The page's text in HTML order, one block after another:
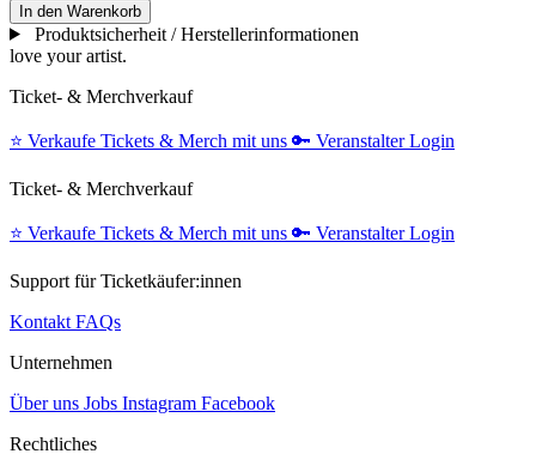
In den Warenkorb
Produktsicherheit / Herstellerinformationen
love your artist.
Ticket- & Merchverkauf
⭐️ Verkaufe Tickets & Merch mit uns 🔑 Veranstalter Login
Ticket- & Merchverkauf
⭐️ Verkaufe Tickets & Merch mit uns 🔑 Veranstalter Login
Support für Ticketkäufer:innen
Kontakt FAQs
Unternehmen
Über uns Jobs Instagram Facebook
Rechtliches